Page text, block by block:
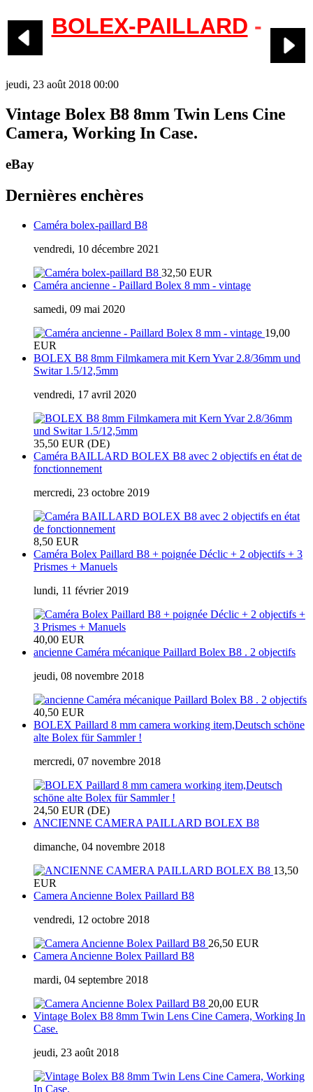
BOLEX-PAILLARD -
jeudi, 23 août 2018 00:00
Vintage Bolex B8 8mm Twin Lens Cine
Camera, Working In Case.
eBay
Dernières enchères
Caméra bolex-paillard B8
vendredi, 10 décembre 2021
32,50 EUR
Caméra ancienne - Paillard Bolex 8 mm - vintage
samedi, 09 mai 2020
19,00
EUR
BOLEX B8 8mm Filmkamera mit Kern Yvar 2.8/36mm und
Switar 1.5/12,5mm
vendredi, 17 avril 2020
35,50 EUR (DE)
Caméra BAILLARD BOLEX B8 avec 2 objectifs en état de
fonctionnement
mercredi, 23 octobre 2019
8,50 EUR
Caméra Bolex Paillard B8 + poignée Déclic + 2 objectifs + 3
Prismes + Manuels
lundi, 11 février 2019
40,00 EUR
ancienne Caméra mécanique Paillard Bolex B8 . 2 objectifs
jeudi, 08 novembre 2018
40,50 EUR
BOLEX Paillard 8 mm camera working item,Deutsch schöne
alte Bolex für Sammler !
mercredi, 07 novembre 2018
24,50 EUR (DE)
ANCIENNE CAMERA PAILLARD BOLEX B8
dimanche, 04 novembre 2018
13,50
EUR
Camera Ancienne Bolex Paillard B8
vendredi, 12 octobre 2018
26,50 EUR
Camera Ancienne Bolex Paillard B8
mardi, 04 septembre 2018
20,00 EUR
Vintage Bolex B8 8mm Twin Lens Cine Camera, Working In
Case.
jeudi, 23 août 2018